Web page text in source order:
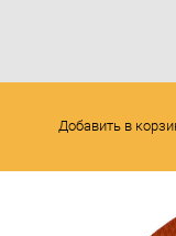
Добавить в